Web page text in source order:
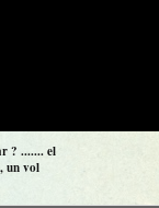
? ....... el
un vol